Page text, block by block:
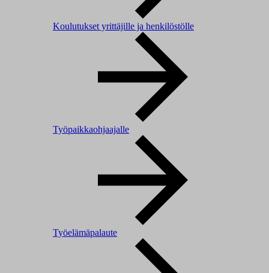
Koulutukset yrittäjille ja henkilöstölle
Työpaikkaohjaajalle
Työelämäpalaute